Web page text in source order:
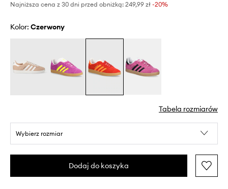
Najniższa cena z 30 dni przed obniżką: 249,99 zł -20%
Kolor: czerwony
Tabela rozmiarów
Wybierz rozmiar
Dodaj do koszyka